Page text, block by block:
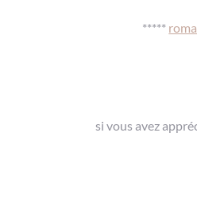
*****
si vous avez